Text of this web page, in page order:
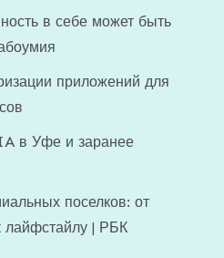
в себе может быть
приложений для
в Уфе и заранее
поселков: от
лайфстайлу | РБК